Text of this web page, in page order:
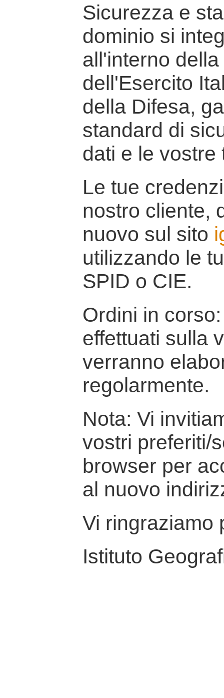
Sicurezza e
dominio si
all'interno
dell'Esercito
della Difesa,
standard di
dati e le vostre
Le tue
nostro cliente,
nuovo sul sito
utilizzando le
SPID o CIE.
Ordini in
effettuati sulla
verranno
regolarmente.
Nota: Vi
vostri preferiti/
browser per
al nuovo
Vi ringraziamo
Istituto